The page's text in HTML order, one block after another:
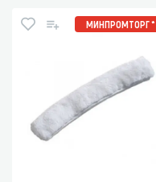
МИНПРОМТОРГ *